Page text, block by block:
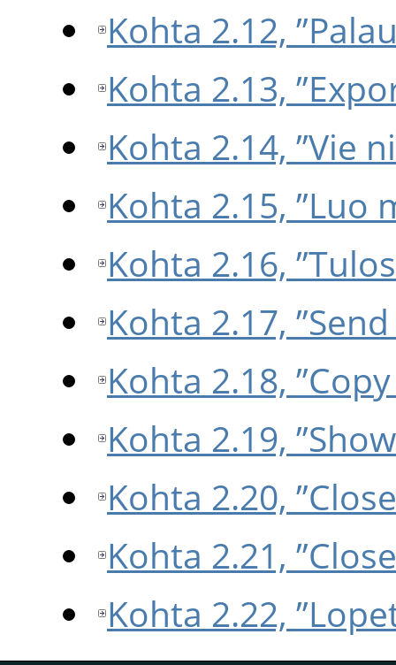
Kohta 2.12,
Kohta 2.13,
Kohta 2.14, ”Vie
Kohta 2.15, ”Luo
Kohta 2.16,
Kohta 2.17,
Kohta 2.18,
Kohta 2.19,
Kohta 2.20,
Kohta 2.21,
Kohta 2.22,